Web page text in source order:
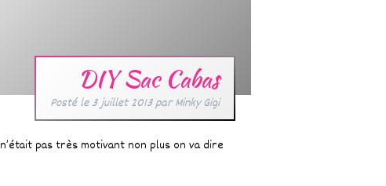
DIY Sac Cabas
Posté le3 juillet 2013parMinky Gigi
pas très motivant non plus on va dire